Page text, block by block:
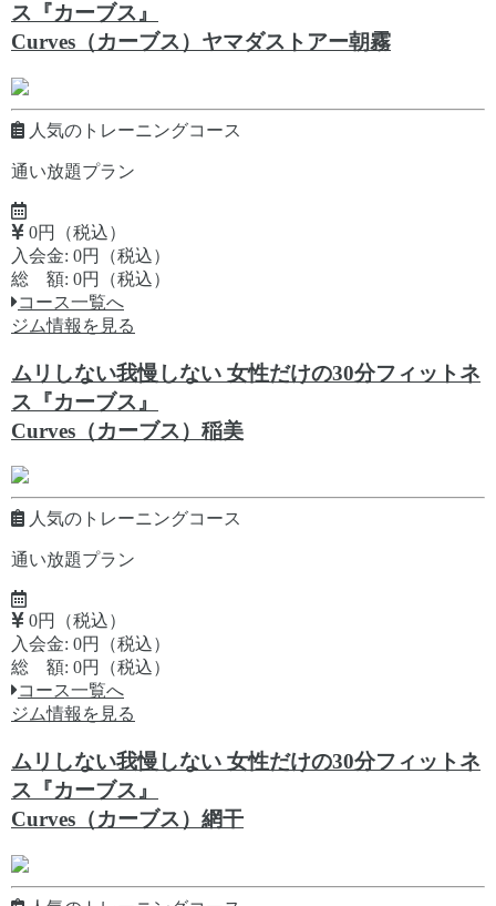
ス『カーブス』
Curves（カーブス）ヤマダストアー朝霧
人気のトレーニングコース
通い放題プラン
0円（税込）
入会金: 0円（税込）
総 額: 0円（税込）
コース一覧へ
ジム情報を見る
ムリしない我慢しない 女性だけの30分フィットネ
ス『カーブス』
Curves（カーブス）稲美
人気のトレーニングコース
通い放題プラン
0円（税込）
入会金: 0円（税込）
総 額: 0円（税込）
コース一覧へ
ジム情報を見る
ムリしない我慢しない 女性だけの30分フィットネ
ス『カーブス』
Curves（カーブス）網干